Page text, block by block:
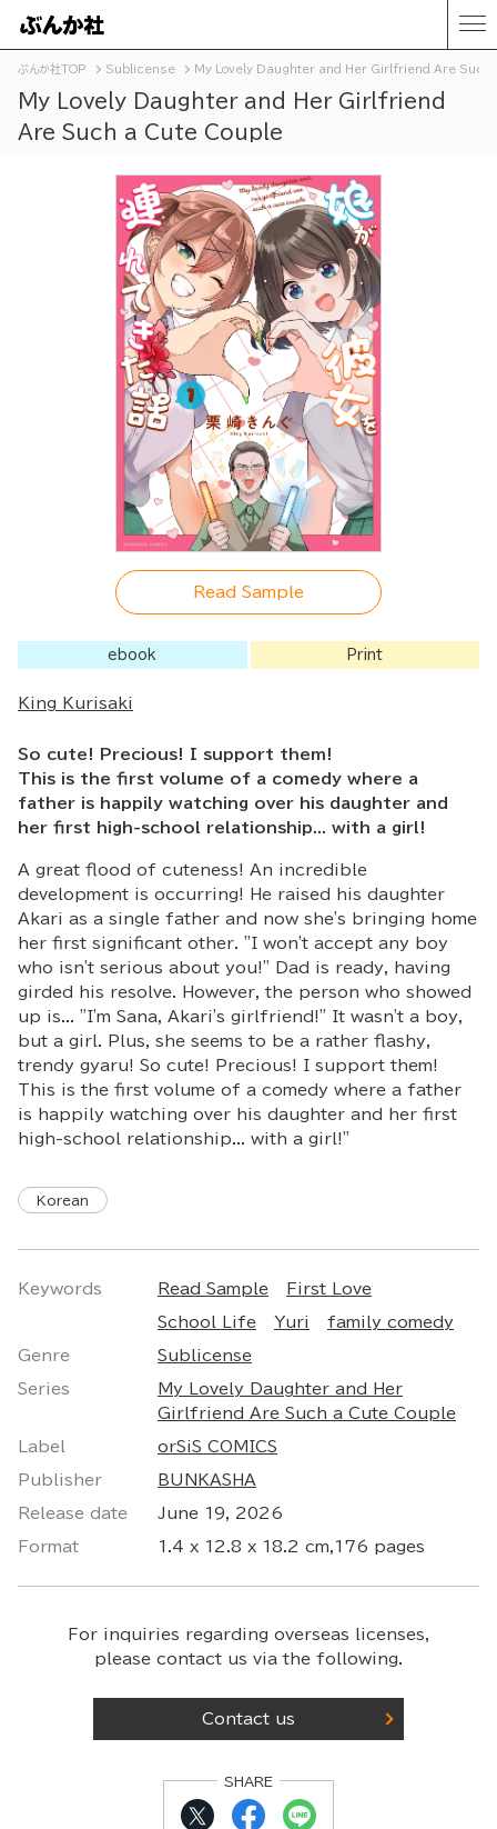
ぶんか社TOP Sublicense My Lovely Daughter and Her Girlfriend Are Such
My Lovely Daughter and Her Girlfriend
Are Such a Cute Couple
Read Sample
ebook Print
King Kurisaki
So cute! Precious! I support them!
This is the first volume of a comedy where a
father is happily watching over his daughter and
her first high-school relationship... with a girl!
A great flood of cuteness! An incredible
development is occurring! He raised his daughter
Akari as a single father and now she's bringing home
her first significant other. "I won't accept any boy
who isn't serious about you!" Dad is ready, having
girded his resolve. However, the person who showed
up is... "I'm Sana, Akari's girlfriend!" It wasn't a boy,
but a girl. Plus, she seems to be a rather flashy,
trendy gyaru! So cute! Precious! I support them!
This is the first volume of a comedy where a father
is happily watching over his daughter and her first
high-school relationship... with a girl!"
Korean
Keywords Read Sample First Love
School Life Yuri family comedy
Genre Sublicense
Series
My Lovely Daughter and Her
Girlfriend Are Such a Cute Couple
Label orSiS COMICS
Publisher BUNKASHA
Release date June 19, 2026
Format 1.4 x 12.8 x 18.2 cm,176 pages
For inquiries regarding overseas licenses,
please contact us via the following.
Contact us
SHARE